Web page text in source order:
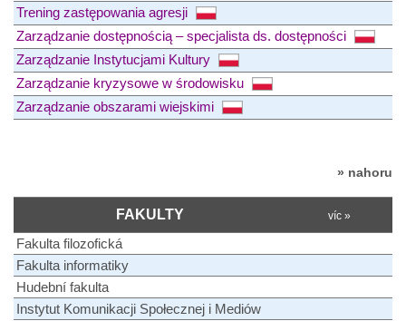
Trening zastępowania agresji
Zarządzanie dostępnością – specjalista ds. dostępności
Zarządzanie Instytucjami Kultury
Zarządzanie kryzysowe w środowisku
Zarządzanie obszarami wiejskimi
» nahoru
FAKULTY víc »
Fakulta filozofická
Fakulta informatiky
Hudební fakulta
Instytut Komunikacji Społecznej i Mediów